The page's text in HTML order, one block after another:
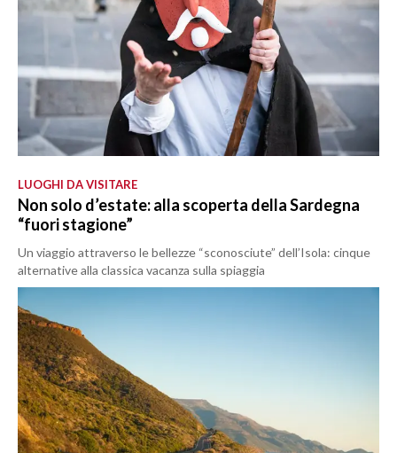
LUOGHI DA VISITARE
Non solo d’estate: alla scoperta della Sardegna
“fuori stagione”
Un viaggio attraverso le bellezze “sconosciute” dell’Isola: cinque
alternative alla classica vacanza sulla spiaggia